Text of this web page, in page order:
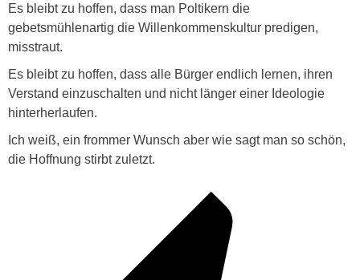
Es bleibt zu hoffen, dass man Poltikern die
gebetsmühlenartig die Willenkommenskultur predigen,
misstraut.
Es bleibt zu hoffen, dass alle Bürger endlich lernen, ihren
Verstand einzuschalten und nicht länger einer Ideologie
hinterherlaufen.
Ich weiß, ein frommer Wunsch aber wie sagt man so schön,
die Hoffnung stirbt zuletzt.